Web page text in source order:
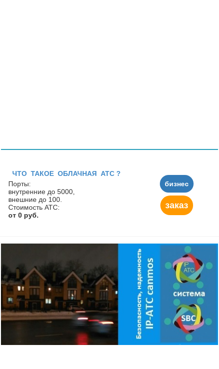
ЧТО ТАКОЕ ОБЛАЧНАЯ АТС ?
Порты:
внутренние до 5000,
внешние до 100.
Стоимость АТС:
от 0 руб.
бизнес
заказ